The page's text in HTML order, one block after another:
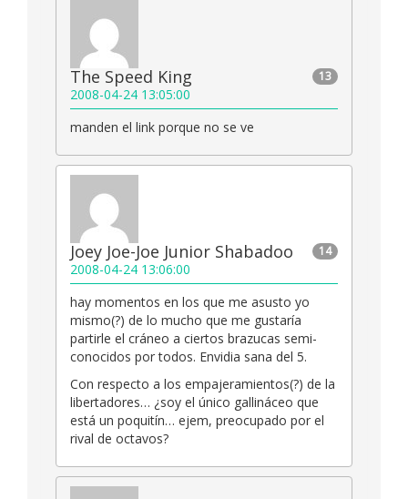
13
The Speed King
2008-04-24 13:05:00
manden el link porque no se ve
14
Joey Joe-Joe Junior Shabadoo
2008-04-24 13:06:00
hay momentos en los que me asusto yo
mismo(?) de lo mucho que me gustaría
partirle el cráneo a ciertos brazucas semi-
conocidos por todos. Envidia sana del 5.
Con respecto a los empajeramientos(?) de la
libertadores… ¿soy el único gallináceo que
está un poquitín… ejem, preocupado por el
rival de octavos?